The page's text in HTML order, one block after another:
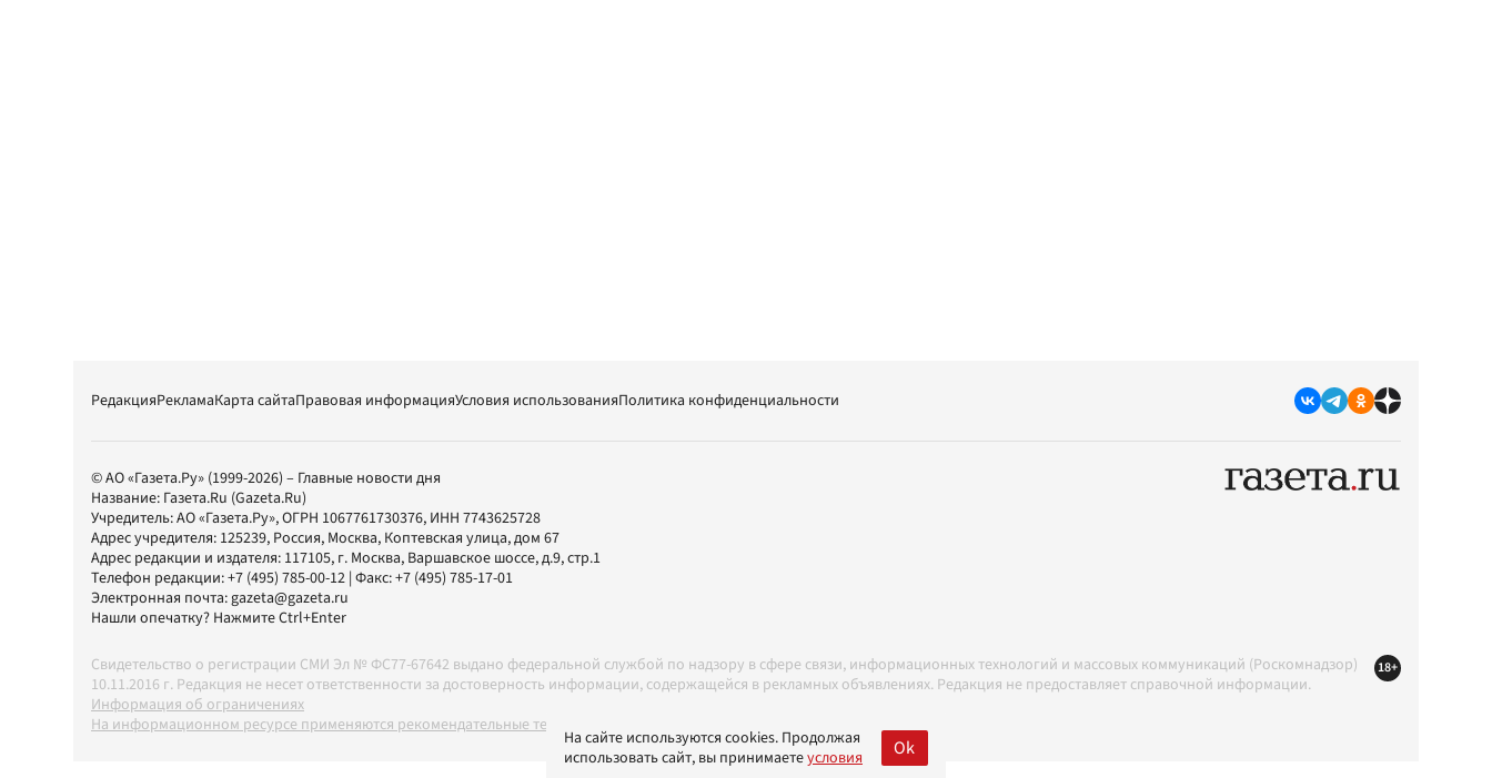
РедакцияРекламаКарта сайтаПравовая информацияУсловия использованияПолитика конфиденциальности
© АО «Газета.Ру» (1999-2026) – Главные новости дня
Название: Газета.Ru (Gazeta.Ru)
Учредитель:АО «Газета.Ру», ОГРН 1067761730376, ИНН 7743625728
Адрес учредителя: 125239, Россия, Москва, Коптевская улица, дом 67
Адрес редакции и издателя: 117105, г. Москва, Варшавское шоссе, д.9, стр.1
Телефон редакции:+7 (495) 785-00-12 | Факс:+7 (495) 785-17-01
Электронная почта:gazeta@gazeta.ru
Нашли опечатку? Нажмите Ctrl+Enter
Свидетельство о регистрации СМИ Эл № ФС77-67642 выдано федеральной службой по надзору в сфере связи, информационных технологий и массовых коммуникаций (Роскомнадзор)
10.11.2016 г. Редакция не несет ответственности за достоверность информации, содержащейся в рекламных объявлениях. Редакция не предоставляет справочной информации.
Информация об ограничениях
На информационном ресурсе применяются рекомендательные технологии в соответствии с Правилами
18+
На сайте используются cookies. Продолжая
использовать сайт, вы принимаетеусловия Ok